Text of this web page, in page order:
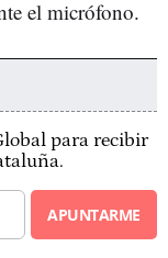
el micrófono.
para recibir
APUNTARME